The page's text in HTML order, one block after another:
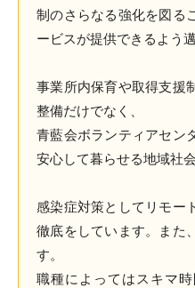
制のさらなる強化を図る
ービスが提供できるよう
事業所内保育や取得支援
整備だけでなく、
青藍会ボランティアセン
安心して暮らせる地域社
感染症対策としてリモー
徹底をしています。また
す。
職種によってはスキマ